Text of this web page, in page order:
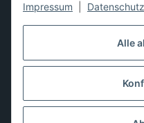
* Alle Preise inkl.
Alle
Impressum